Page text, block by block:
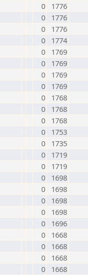
0
1776
0
1776
0
1776
0
1774
0
1769
0
1769
0
1769
0
1769
0
1768
0
1768
0
1768
0
1753
0
1735
0
1719
0
1719
0
1698
0
1698
0
1698
0
1698
0
1696
0
1668
0
1668
0
1668
0
1668